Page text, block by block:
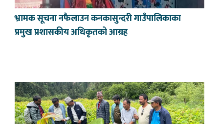
भ्रामक सूचना नफैलाउन कनकासुन्दरी गाउँपालिकाका
प्रमुख प्रशासकीय अधिकृतको आग्रह